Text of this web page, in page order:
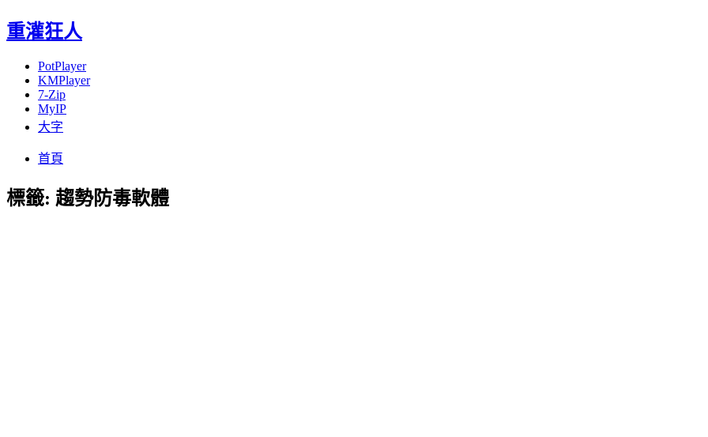
重灌狂人
PotPlayer
KMPlayer
7-Zip
MyIP
大字
首頁
標籤: 趨勢防毒軟體